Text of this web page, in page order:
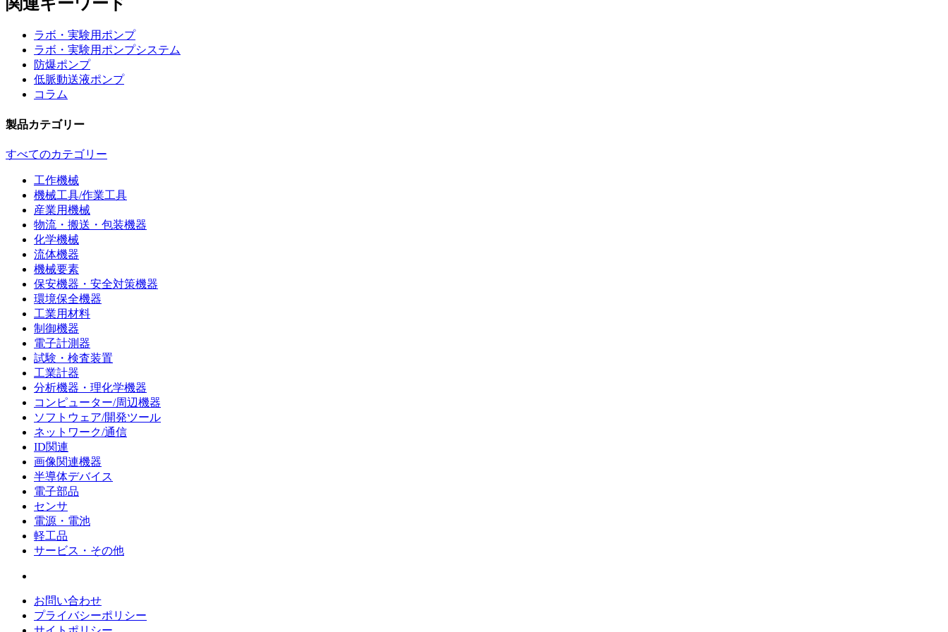
ラボ・実験用ポンプ
ラボ・実験用ポンプシステム
防爆ポンプ
低脈動送液ポンプ
コラム
製品カテゴリー
すべてのカテゴリー
工作機械
機械工具/作業工具
産業用機械
物流・搬送・包装機器
化学機械
流体機器
機械要素
保安機器・安全対策機器
環境保全機器
工業用材料
制御機器
電子計測器
試験・検査装置
工業計器
分析機器・理化学機器
コンピューター/周辺機器
ソフトウェア/開発ツール
ネットワーク/通信
ID関連
画像関連機器
半導体デバイス
電子部品
センサ
電源・電池
軽工品
サービス・その他
お問い合わせ
プライバシーポリシー